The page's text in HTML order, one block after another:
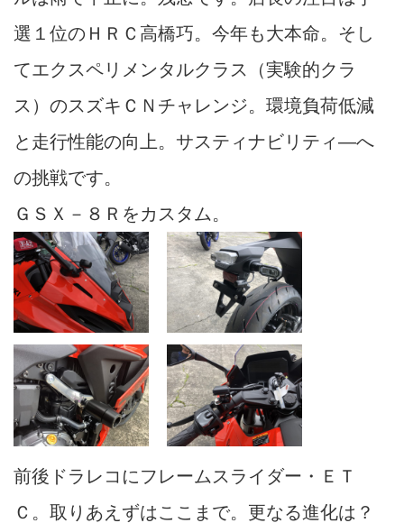
選１位のＨＲＣ高橋巧。今年も大本命。そし
てエクスペリメンタルクラス（実験的クラ
ス）のスズキＣＮチャレンジ。環境負荷低減
と走行性能の向上。サスティナビリティ―へ
の挑戦です。
ＧＳＸ－８Ｒをカスタム。
前後ドラレコにフレームスライダー・ＥＴ
Ｃ。取りあえずはここまで。更なる進化は？